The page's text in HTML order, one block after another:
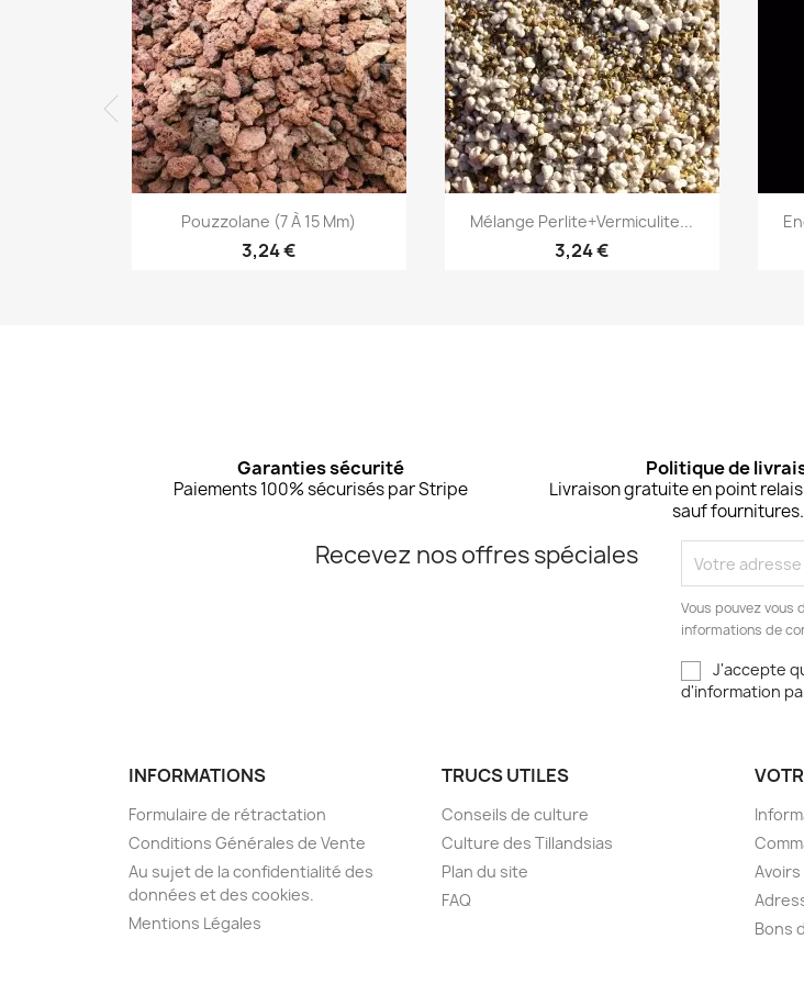
Aperçu rapide
Pouzzolane (7 À 15 Mm)
3,24 €
Aperçu rapide
Mélange Perlite+Vermiculite...
3,24 €
Garanties sécurité
Paiements 100% sécurisés par Stripe
Politique de
Livraison gratuite en point
sauf fournitures.
Recevez nos offres spéciales
Vous pouvez vous
informations de
J'accepte
d'information
INFORMATIONS
Formulaire de rétractation
Conditions Générales de Vente
Au sujet de la confidentialité des
données et des cookies.
Mentions Légales
TRUCS UTILES
Conseils de culture
Culture des Tillandsias
Plan du site
FAQ
Avoirs
Bons